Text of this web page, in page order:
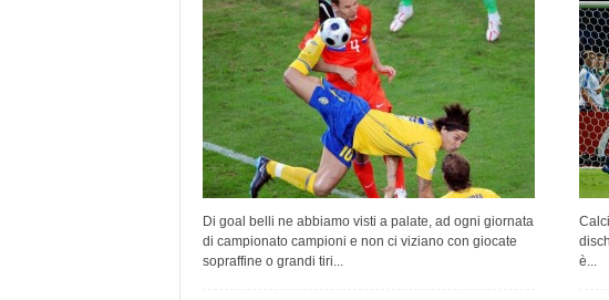
Di goal belli ne abbiamo visti a palate, ad ogni giornata
di campionato campioni e non ci viziano con giocate
sopraffine o grandi tiri...
è...